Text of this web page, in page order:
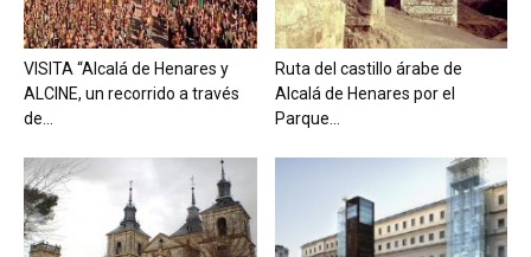
VISITA “Alcalá de Henares y
ALCINE, un recorrido a través
de...
Ruta del castillo árabe de
Alcalá de Henares por el
Parque...